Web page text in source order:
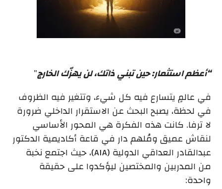
“أعظم استثمار: حين تبني ذاتك، لن يهزّك الخارج”
في عالمٍ يتسارع فيه كل شيء، وتتغير فيه الظروف
في لحظة، يصبح البحث عن الاستقرار الداخلي ضرورة
لا ترفا. كانت هذه الفكرة هي المحور الأساسي
لنقاش عميق ومُلهم دار في قاعة أكاديمية الدكتور
عبدالقادر العداقي الدولية (AIA)، حيث اجتمع نخبة
من المدربين والمختصين ليؤكدوا على حقيقة
واحدة: